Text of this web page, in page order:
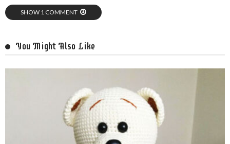
SHOW 1 COMMENT
You Might Also Like